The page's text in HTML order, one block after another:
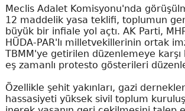
Meclis Adalet Komisyonu'nda
12 maddelik yasa teklifi, toplumun
büyük bir infiale yol açtı. AK Parti,
HÜDA-PAR'lı milletvekillerinin ortak
TBMM'ye getirilen düzenlemeye
eş zamanlı protesto gösterileri
Özellikle şehit yakınları, gazi
hassasiyeti yüksek sivil toplum